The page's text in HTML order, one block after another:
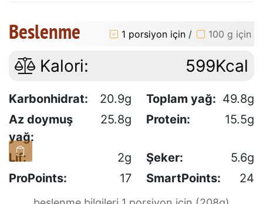
Beslenme 1 porsiyon için / 100 g için
Kalori: 599Kcal
Karbonhidrat: 20.9g Toplam yağ: 49.8g
Az doymuş
yağ:
25.8g Protein: 15.5g
Lif: 2g Şeker:
5.6g
ProPoints:
17 SmartPoints: 24